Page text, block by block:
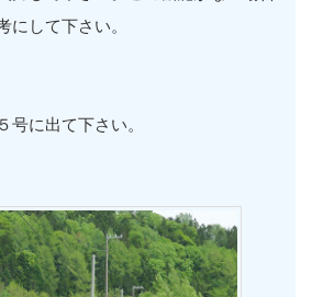
にして下さい。
号に出て下さい。